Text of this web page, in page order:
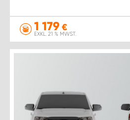
1 179 €
EXKL. 21 % MWST.